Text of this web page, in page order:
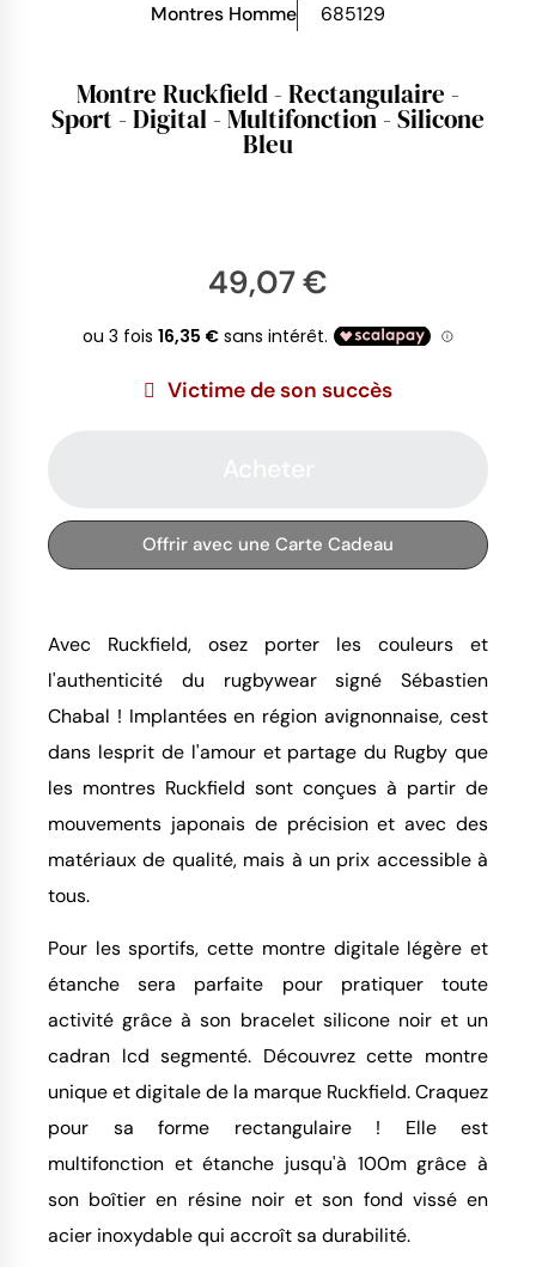
Montres Homme 685129
Montre Ruckfield - Rectangulaire -
Sport - Digital - Multifonction - Silicone
Bleu
49,07 €
Victime de son succès
Offrir avec une Carte Cadeau
Avec Ruckfield, osez porter les couleurs et
l'authenticité du rugbywear signé Sébastien
Chabal ! Implantées en région avignonnaise, cest
dans lesprit de l'amour et partage du Rugby que
les montres Ruckfield sont conçues à partir de
mouvements japonais de précision et avec des
matériaux de qualité, mais à un prix accessible à
tous.
Pour les sportifs, cette montre digitale légère et
étanche sera parfaite pour pratiquer toute
activité grâce à son bracelet silicone noir et un
cadran lcd segmenté. Découvrez cette montre
unique et digitale de la marque Ruckfield. Craquez
pour sa forme rectangulaire ! Elle est
multifonction et étanche jusqu'à 100m grâce à
son boîtier en résine noir et son fond vissé en
acier inoxydable qui accroît sa durabilité.